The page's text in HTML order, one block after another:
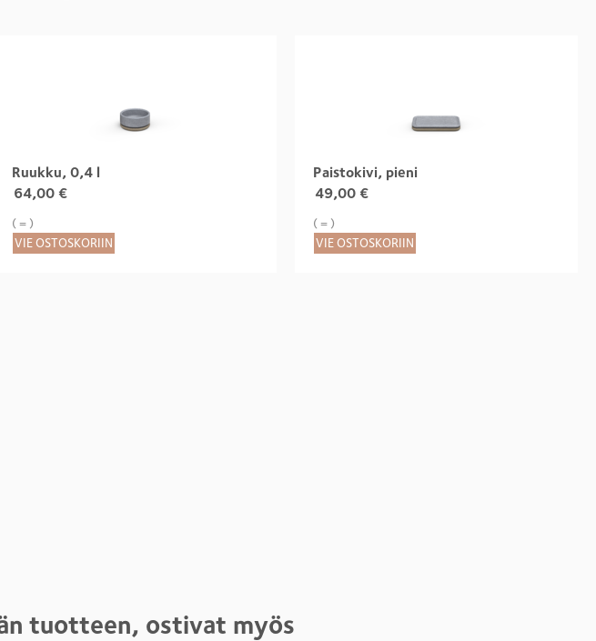
Ruukku, 0,4 l
64,00 €
( = )
VIE OSTOSKORIIN
Paistokivi, pieni
49,00 €
( = )
VIE OSTOSKORIIN
tuotteen, ostivat myös